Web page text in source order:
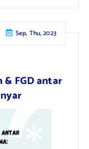
Sep, Thu, 2023
& FGD antar